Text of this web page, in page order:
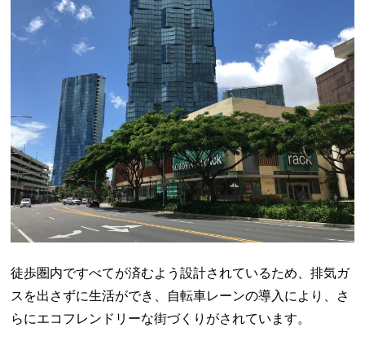
徒歩圏内ですべてが済むよう設計されているため、排気ガ
スを出さずに生活ができ、自転車レーンの導入により、さ
らにエコフレンドリーな街づくりがされています。